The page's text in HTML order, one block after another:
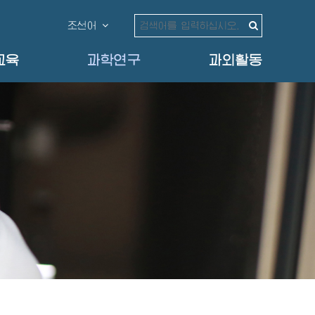
조선어
육 과학연구 과외활동